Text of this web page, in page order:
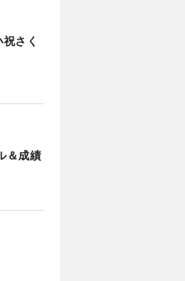
さく
＆成績